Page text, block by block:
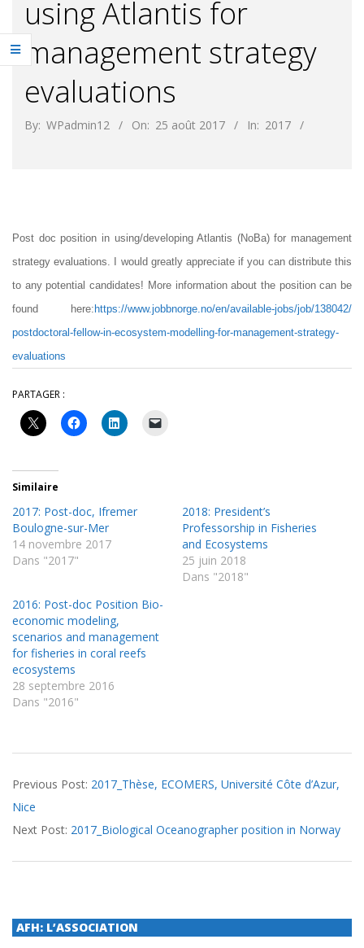
using Atlantis for
management strategy
evaluations
By: WPadmin12 On: 25 août 2017 In: 2017
Post doc position in using/developing Atlantis (NoBa) for management
strategy evaluations. I would greatly appreciate if you can distribute this
to any potential candidates! More information about the position can be
found here: https://www.jobbnorge.no/en/available-jobs/job/138042/
postdoctoral-fellow-in-ecosystem-modelling-for-management-strategy-
evaluations
PARTAGER :
Similaire
2017: Post-doc, Ifremer
Boulogne-sur-Mer
14 novembre 2017
Dans "2017"
2018: President’s
Professorship in Fisheries
and Ecosystems
25 juin 2018
Dans "2018"
2016: Post-doc Position Bio-
economic modeling,
scenarios and management
for fisheries in coral reefs
ecosystems
28 septembre 2016
Dans "2016"
08-
25
Previous Post: 2017_Thèse, ECOMERS, Université Côte d’Azur,
Nice
Next Post: 2017_Biological Oceanographer position in Norway
AFH: L’ASSOCIATION